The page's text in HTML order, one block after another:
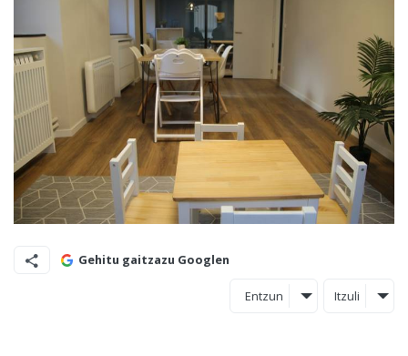
Gehitu gaitzazu Googlen
Entzun Itzuli